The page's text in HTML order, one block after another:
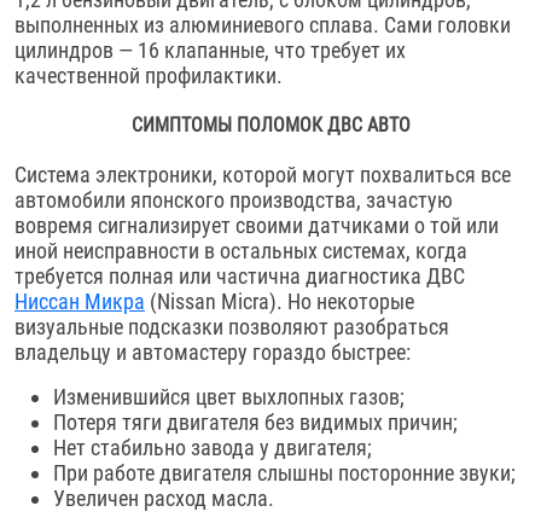
выполненных из алюминиевого сплава. Сами головки
цилиндров — 16 клапанные, что требует их
качественной профилактики.
СИМПТОМЫ ПОЛОМОК ДВС АВТО
Система электроники, которой могут похвалиться все
автомобили японского производства, зачастую
вовремя сигнализирует своими датчиками о той или
иной неисправности в остальных системах, когда
требуется полная или частична диагностика ДВС
Ниссан Микра (Nissan Micra). Но некоторые
визуальные подсказки позволяют разобраться
владельцу и автомастеру гораздо быстрее:
Изменившийся цвет выхлопных газов;
Потеря тяги двигателя без видимых причин;
Нет стабильно завода у двигателя;
При работе двигателя слышны посторонние звуки;
Увеличен расход масла.